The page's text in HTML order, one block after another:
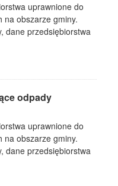
uprawnione do
na obszarze gminy.
dane przedsiębiorstwa
odpady
uprawnione do
na obszarze gminy.
dane przedsiębiorstwa